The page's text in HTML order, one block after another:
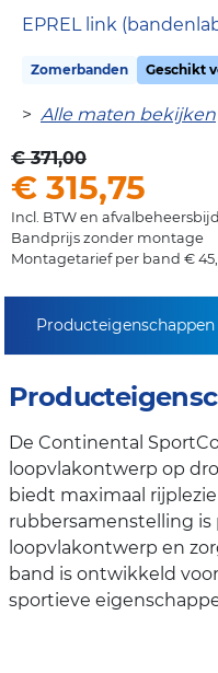
EPREL link
Zomerbanden Geschikt
> Alle maten bekijken
€ 371,00
€ 315,75
Incl. BTW en
Bandprijs zonder montage
Montagetarief per band €
Producteigenschappen
De Continental
loopvlakontwerp op
biedt maximaal
rubbersamenstelling is
loopvlakontwerp en
band is ontwikkeld
sportieve